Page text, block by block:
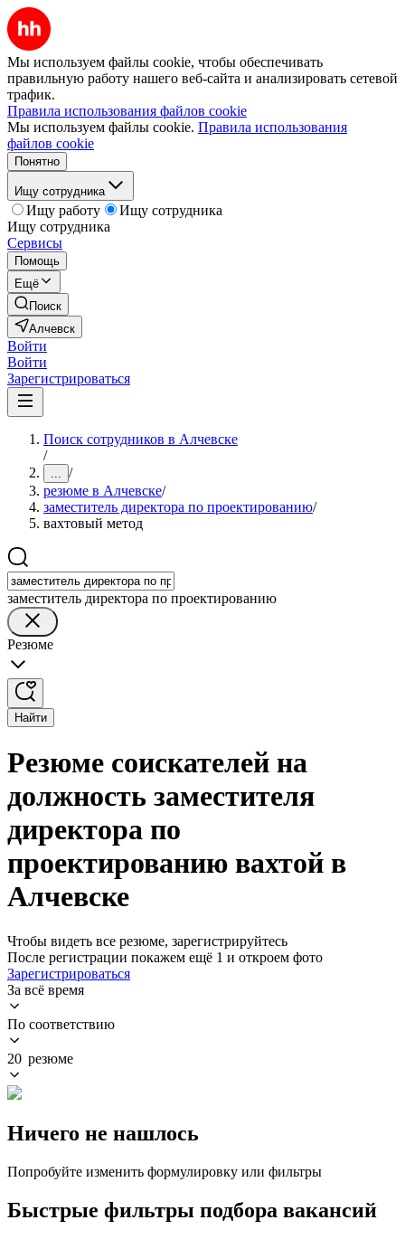
Мы используем файлы cookie, чтобы обеспечивать
правильную работу нашего веб-сайта и анализировать сетевой
трафик.
Правила использования файлов cookie
Мы используем файлы cookie. Правила использования
файлов cookie
Понятно
Ищу сотрудника
Ищу работу
Ищу сотрудника
Ищу сотрудника
Сервисы
Помощь
Ещё
Поиск
Алчевск
Войти
Войти
Зарегистрироваться
Поиск сотрудников в Алчевске
/
... /
резюме в Алчевске/
заместитель директора по проектированию/
вахтовый метод
заместитель директора по проектированию
Резюме
Найти
Резюме соискателей на
должность заместителя
директора по
проектированию вахтой в
Алчевске
Чтобы видеть все резюме, зарегистрируйтесь
После регистрации покажем ещё 1 и откроем фото
Зарегистрироваться
За всё время
По соответствию
20 резюме
Ничего не нашлось
Попробуйте изменить формулировку или фильтры
Быстрые фильтры подбора вакансий